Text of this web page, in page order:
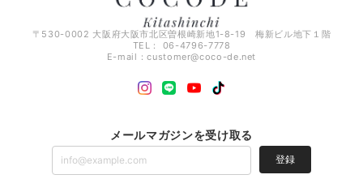
〒530-0002 大阪府大阪市北区曽根崎新地1-8-19 梅新ビル地下１階
TEL： 06-4796-7778
E-mail：customer@coco-de.net
メールマガジンを受け取る
登録